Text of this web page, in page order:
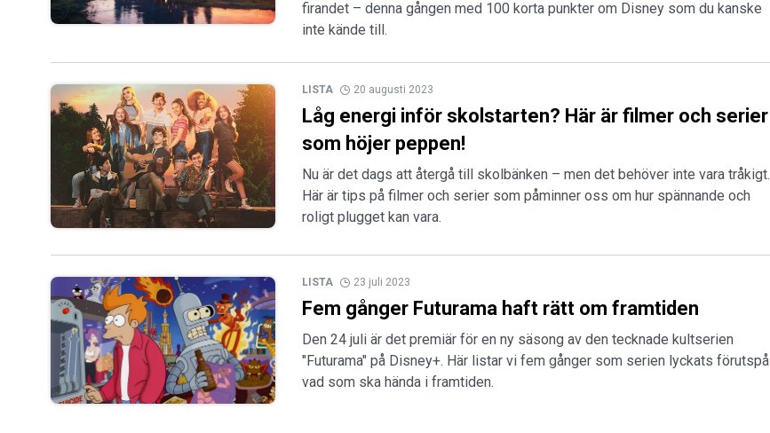
firandet – denna gången med 100 korta punkter om Disney som du kanske
inte kände till.
LISTA 20 augusti 2023
Låg energi inför skolstarten? Här är filmer och serier
som höjer peppen!
Nu är det dags att återgå till skolbänken – men det behöver inte vara tråkigt.
Här är tips på filmer och serier som påminner oss om hur spännande och
roligt plugget kan vara.
LISTA 23 juli 2023
Fem gånger Futurama haft rätt om framtiden
Den 24 juli är det premiär för en ny säsong av den tecknade kultserien
"Futurama" på Disney+. Här listar vi fem gånger som serien lyckats förutspå
vad som ska hända i framtiden.